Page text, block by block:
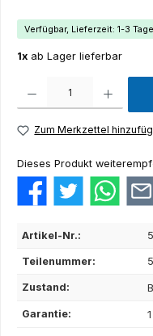
Verfügbar, Lieferzeit: 1-3 Tage
1x ab Lager lieferbar
Zum Merkzettel
Dieses Produkt
Artikel-Nr.:
Teilenummer:
Zustand:
Garantie: